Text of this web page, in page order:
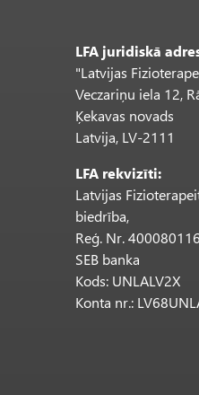
LFA juridiskā
"Latvijas
Veczariņu iela 12,
Ķekavas novads
Latvija, LV-2111
LFA rekvizīti:
Latvijas
biedrība,
Reģ. Nr.
SEB banka
Kods: UNLALV2X
Konta nr.: